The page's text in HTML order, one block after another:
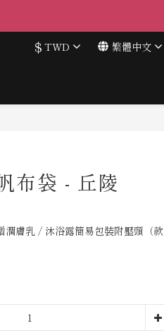
$ TWD 繁體中文
布袋 - 丘陵
潤膚乳 / 沐浴露簡易包裝附壓頭（款